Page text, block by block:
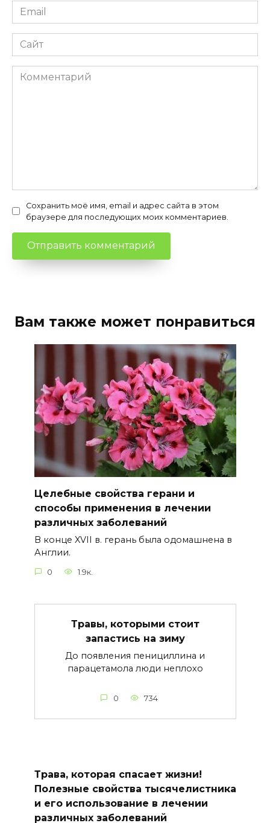
Email
*
Сайт
Комментарий
Сохранить моё имя, email и адрес сайта в этом
браузере для последующих моих комментариев.
Вам также может понравиться
Целебные свойства герани и
способы применения в лечении
различных заболеваний
В конце XVII в. герань была одомашнена в
Англии.
0 1.9к.
Травы, которыми стоит
запастись на зиму
До появления пенициллина и
парацетамола люди неплохо
0 734
Трава, которая спасает жизни!
Полезные свойства тысячелистника
и его использование в лечении
различных заболеваний